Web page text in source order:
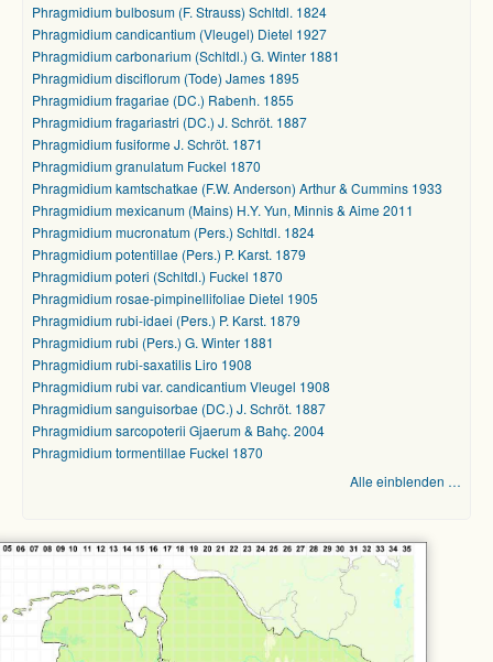
Phragmidium bulbosum (F. Strauss) Schltdl. 1824
Phragmidium candicantium (Vleugel) Dietel 1927
Phragmidium carbonarium (Schltdl.) G. Winter 1881
Phragmidium disciflorum (Tode) James 1895
Phragmidium fragariae (DC.) Rabenh. 1855
Phragmidium fragariastri (DC.) J. Schröt. 1887
Phragmidium fusiforme J. Schröt. 1871
Phragmidium granulatum Fuckel 1870
Phragmidium kamtschatkae (F.W. Anderson) Arthur & Cummins 1933
Phragmidium mexicanum (Mains) H.Y. Yun, Minnis & Aime 2011
Phragmidium mucronatum (Pers.) Schltdl. 1824
Phragmidium potentillae (Pers.) P. Karst. 1879
Phragmidium poteri (Schltdl.) Fuckel 1870
Phragmidium rosae-pimpinellifoliae Dietel 1905
Phragmidium rubi-idaei (Pers.) P. Karst. 1879
Phragmidium rubi (Pers.) G. Winter 1881
Phragmidium rubi-saxatilis Liro 1908
Phragmidium rubi var. candicantium Vleugel 1908
Phragmidium sanguisorbae (DC.) J. Schröt. 1887
Phragmidium sarcopoterii Gjaerum & Bahç. 2004
Phragmidium tormentillae Fuckel 1870
Alle einblenden …